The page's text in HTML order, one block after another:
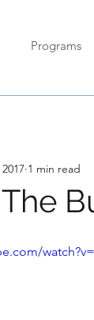
Programs
1 min read